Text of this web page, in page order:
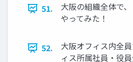
51.
大阪の組織全体で
やってみた！
52.
大阪オフィス内全
ィス所属社員・役